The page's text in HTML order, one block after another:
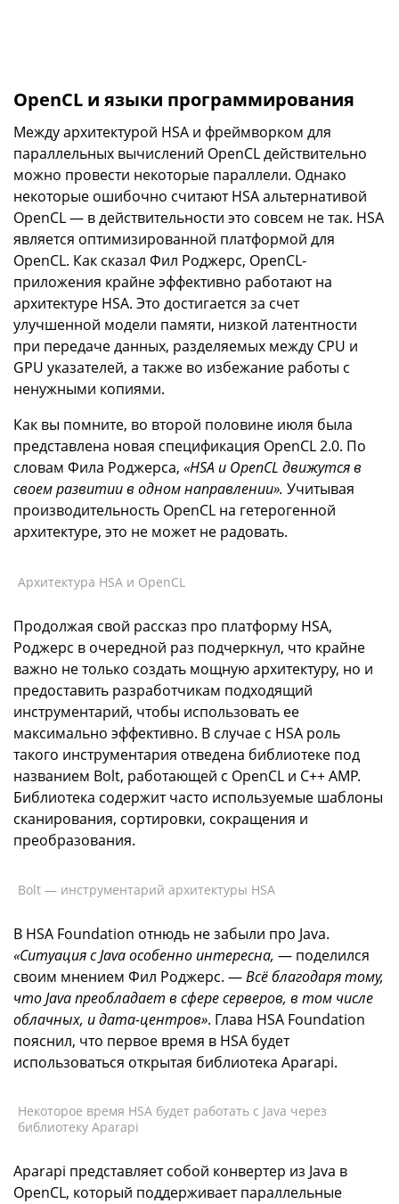
OpenCL и языки программирования
Между архитектурой HSA и фреймворком для
параллельных вычислений OpenCL действительно
можно провести некоторые параллели. Однако
некоторые ошибочно считают HSA альтернативой
OpenCL — в действительности это совсем не так. HSA
является оптимизированной платформой для
OpenCL. Как сказал Фил Роджерс, OpenCL-
приложения крайне эффективно работают на
архитектуре HSA. Это достигается за счет
улучшенной модели памяти, низкой латентности
при передаче данных, разделяемых между CPU и
GPU указателей, а также во избежание работы с
ненужными копиями.
Как вы помните, во второй половине июля была
представлена новая спецификация OpenCL 2.0. По
словам Фила Роджерса, «HSA и OpenCL движутся в
своем развитии в одном направлении». Учитывая
производительность OpenCL на гетерогенной
архитектуре, это не может не радовать.
Архитектура HSA и OpenCL
Продолжая свой рассказ про платформу HSA,
Роджерс в очередной раз подчеркнул, что крайне
важно не только создать мощную архитектуру, но и
предоставить разработчикам подходящий
инструментарий, чтобы использовать ее
максимально эффективно. В случае с HSA роль
такого инструментария отведена библиотеке под
названием Bolt, работающей с OpenCL и C++ AMP.
Библиотека содержит часто используемые шаблоны
сканирования, сортировки, сокращения и
преобразования.
Bolt — инструментарий архитектуры HSA
В HSA Foundation отнюдь не забыли про Java.
«Ситуация с Java особенно интересна, — поделился
своим мнением Фил Роджерс. —Всё благодаря тому,
что Java преобладает в сфере серверов, в том числе
облачных, и дата-центров». Глава HSA Foundation
пояснил, что первое время в HSA будет
использоваться открытая библиотека Aparapi.
Некоторое время HSA будет работать с Java через
библиотеку Aparapi
Aparapi представляет собой конвертер из Java в
OpenCL, который поддерживает параллельные